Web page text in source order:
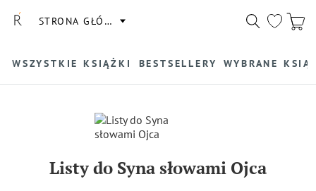
STRONA GŁÓWNA
WSZYSTKIE KSIĄŻKI BESTSELLERY WYBRANE
Listy do Syna słowami Ojca